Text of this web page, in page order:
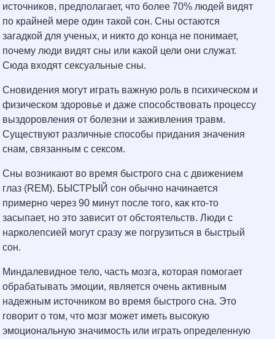
источников, предполагает, что более 70% людей видят
по крайней мере один такой сон. Сны остаются
загадкой для ученых, и никто до конца не понимает,
почему люди видят сны или какой цели они служат.
Сюда входят сексуальные сны.
Сновидения могут играть важную роль в психическом и
физическом здоровье и даже способствовать процессу
выздоровления от болезни и заживления травм.
Существуют различные способы придания значения
снам, связанным с сексом.
Сны возникают во время быстрого сна с движением
глаз (REM). БЫСТРЫЙ сон обычно начинается
примерно через 90 минут после того, как кто-то
засыпает, но это зависит от обстоятельств. Люди с
нарколепсией могут сразу же погрузиться в быстрый
сон.
Миндалевидное тело, часть мозга, которая помогает
обрабатывать эмоции, является очень активным
надежным источником во время быстрого сна. Это
говорит о том, что мозг может иметь высокую
эмоциональную значимость или играть определенную